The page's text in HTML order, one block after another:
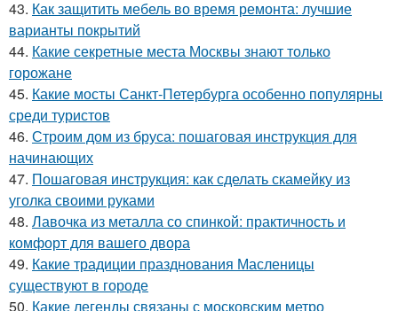
43. Как защитить мебель во время ремонта: лучшие
варианты покрытий
44. Какие секретные места Москвы знают только
горожане
45. Какие мосты Санкт-Петербурга особенно популярны
среди туристов
46. Строим дом из бруса: пошаговая инструкция для
начинающих
47. Пошаговая инструкция: как сделать скамейку из
уголка своими руками
48. Лавочка из металла со спинкой: практичность и
комфорт для вашего двора
49. Какие традиции празднования Масленицы
существуют в городе
50. Какие легенды связаны с московским метро